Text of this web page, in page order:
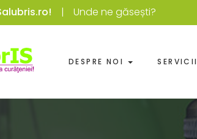
Unde ne găsești?
DESPRE NOI SERVICII